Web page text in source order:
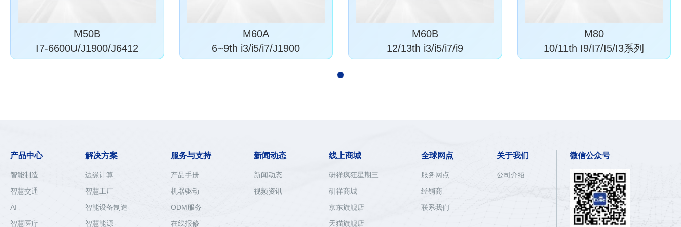
M50B
I7-6600U/J1900/J6412
M60A
6~9th i3/i5/i7/J1900
M60B
12/13th i3/i5/i7/i9
M80
10/11th I9/I7/I5/I3系列
产品中心
智能制造
智慧交通
AI
智慧医疗
解决方案
边缘计算
智慧工厂
智能设备制造
智慧能源
服务与支持
产品手册
机器驱动
ODM服务
在线报修
新闻动态
新闻动态
视频资讯
线上商城
研祥疯狂星期三
研祥商城
京东旗舰店
天猫旗舰店
全球网点
服务网点
经销商
联系我们
关于我们
公司介绍
微信公众号